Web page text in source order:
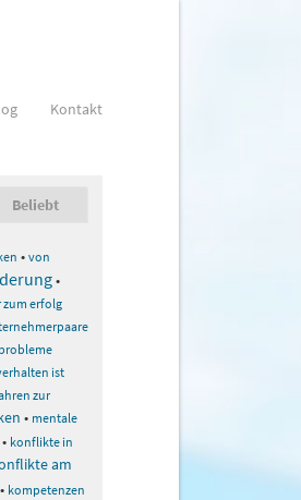
Kontakt
Beliebt
• von
•
zum erfolg
probleme
ist
zur
• mentale
• konflikte in
am
• kompetenzen